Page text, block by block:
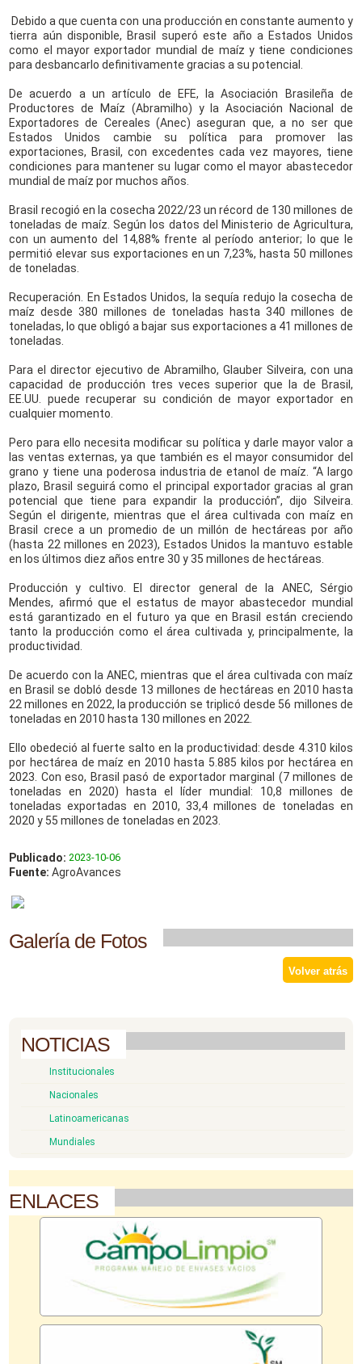
Debido a que cuenta con una producción en constante aumento y
tierra aún disponible, Brasil superó este año a Estados Unidos
como el mayor exportador mundial de maíz y tiene condiciones
para desbancarlo definitivamente gracias a su potencial.
De acuerdo a un artículo de EFE, la Asociación Brasileña de
Productores de Maíz (Abramilho) y la Asociación Nacional de
Exportadores de Cereales (Anec) aseguran que, a no ser que
Estados Unidos cambie su política para promover las
exportaciones, Brasil, con excedentes cada vez mayores, tiene
condiciones para mantener su lugar como el mayor abastecedor
mundial de maíz por muchos años.
Brasil recogió en la cosecha 2022/23 un récord de 130 millones de
toneladas de maíz. Según los datos del Ministerio de Agricultura,
con un aumento del 14,88% frente al período anterior; lo que le
permitió elevar sus exportaciones en un 7,23%, hasta 50 millones
de toneladas.
Recuperación. En Estados Unidos, la sequía redujo la cosecha de
maíz desde 380 millones de toneladas hasta 340 millones de
toneladas, lo que obligó a bajar sus exportaciones a 41 millones de
toneladas.
Para el director ejecutivo de Abramilho, Glauber Silveira, con una
capacidad de producción tres veces superior que la de Brasil,
EE.UU. puede recuperar su condición de mayor exportador en
cualquier momento.
Pero para ello necesita modificar su política y darle mayor valor a
las ventas externas, ya que también es el mayor consumidor del
grano y tiene una poderosa industria de etanol de maíz. “A largo
plazo, Brasil seguirá como el principal exportador gracias al gran
potencial que tiene para expandir la producción”, dijo Silveira.
Según el dirigente, mientras que el área cultivada con maíz en
Brasil crece a un promedio de un millón de hectáreas por año
(hasta 22 millones en 2023), Estados Unidos la mantuvo estable
en los últimos diez años entre 30 y 35 millones de hectáreas.
Producción y cultivo. El director general de la ANEC, Sérgio
Mendes, afirmó que el estatus de mayor abastecedor mundial
está garantizado en el futuro ya que en Brasil están creciendo
tanto la producción como el área cultivada y, principalmente, la
productividad.
De acuerdo con la ANEC, mientras que el área cultivada con maíz
en Brasil se dobló desde 13 millones de hectáreas en 2010 hasta
22 millones en 2022, la producción se triplicó desde 56 millones de
toneladas en 2010 hasta 130 millones en 2022.
Ello obedeció al fuerte salto en la productividad: desde 4.310 kilos
por hectárea de maíz en 2010 hasta 5.885 kilos por hectárea en
2023. Con eso, Brasil pasó de exportador marginal (7 millones de
toneladas en 2020) hasta el líder mundial: 10,8 millones de
toneladas exportadas en 2010, 33,4 millones de toneladas en
2020 y 55 millones de toneladas en 2023.
Publicado:2023-10-06
Fuente: AgroAvances
Galería de Fotos
Volver atrás
NOTICIAS
Institucionales
Nacionales
Latinoamericanas
Mundiales
ENLACES